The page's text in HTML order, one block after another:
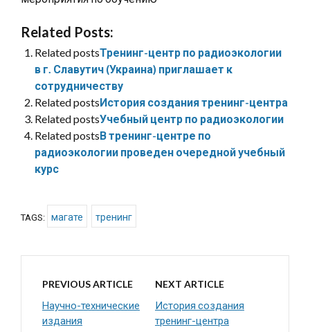
Related Posts:
Related postsТренинг-центр по радиоэкологии
в г. Славутич (Украина) приглашает к
сотрудничеству
Related postsИстория создания тренинг-центра
Related postsУчебный центр по радиоэкологии
Related postsВ тренинг-центре по
радиоэкологии проведен очередной учебный
курс
TAGS: магате тренинг
PREVIOUS ARTICLE
Научно-технические
издания
NEXT ARTICLE
История создания
тренинг-центра